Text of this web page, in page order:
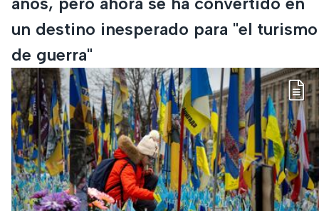
un destino inesperado para "el turismo
de guerra"